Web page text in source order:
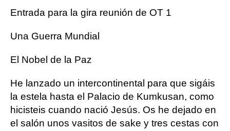
Entrada para la gira reunión de OT 1
Una Guerra Mundial
El Nobel de la Paz
He lanzado un intercontinental para que sigáis
la estela hasta el Palacio de Kumkusan, como
hicisteis cuando nació Jesús. Os he dejado en
el salón unos vasitos de sake y tres cestas con